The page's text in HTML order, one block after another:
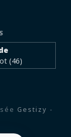
(46)
Gestizy -